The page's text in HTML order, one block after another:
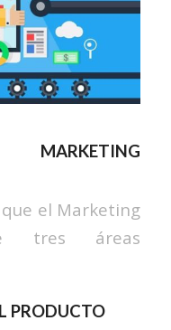
MARKETING
el Marketing
tres áreas
PRODUCTO